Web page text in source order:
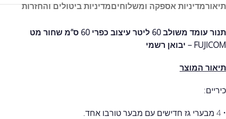
תיאורמדיניות אספקה ומשלוחיםמדיניות ביטולים והחזרות
תנור עומד משולב 60 ליטר עיצוב כפרי 60 ס”מ שחור מט
FUJICOM – יבואן רשמי
תיאור המוצר
כיריים:
• 4 מבערי גז חדישים עם מבער טורבו אחד.